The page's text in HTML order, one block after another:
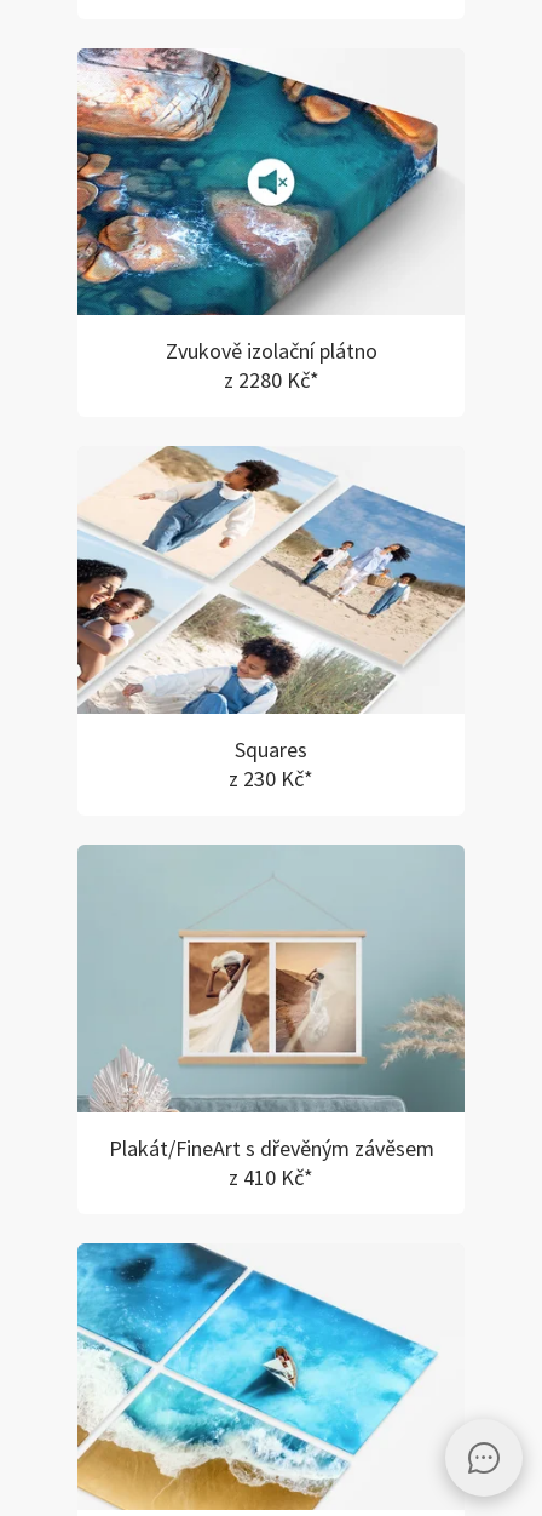
Zvukově izolační plátno
z 2280 Kč*
Squares
z 230 Kč*
Plakát/FineArt s dřevěným závěsem
z 410 Kč*